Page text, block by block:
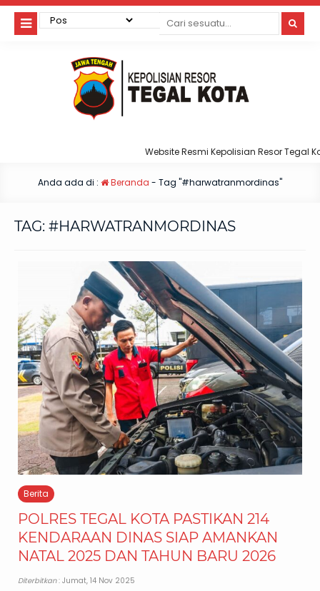
Website Resmi Kepolisian Resor Tegal
Anda ada di : Beranda - Tag "#harwatranmordinas"
TAG: #HARWATRANMORDINAS
Berita
POLRES TEGAL KOTA PASTIKAN 214
KENDARAAN DINAS SIAP AMANKAN
NATAL 2025 DAN TAHUN BARU 2026
Diterbitkan: Jumat, 14 Nov 2025